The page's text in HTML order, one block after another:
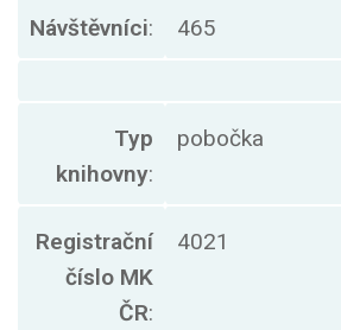
Návštěvníci: 465
Typ
knihovny:
pobočka
Registrační
číslo MK
ČR:
4021